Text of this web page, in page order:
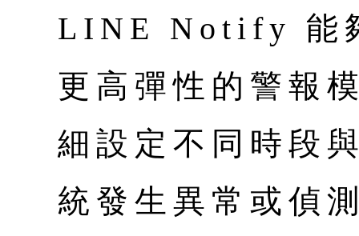
LINE Notify 能
更高彈性的警報
細設定不同時段
統發生異常或偵